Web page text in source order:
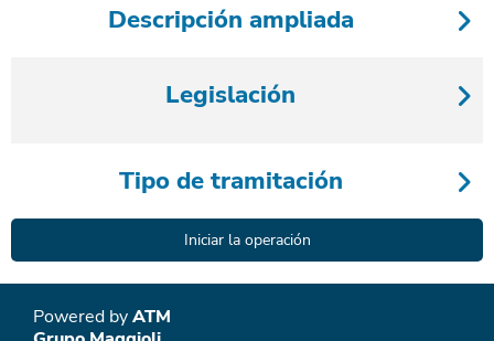
Descripción ampliada
Legislación
Tipo de tramitación
Powered byATM